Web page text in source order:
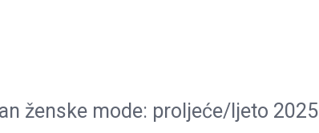
ženske mode: proljeće/ljeto 2025